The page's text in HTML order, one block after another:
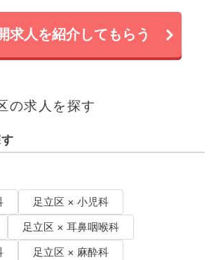
求人を紹介してもらう
の求人を探す
足立区 × 小児科
足立区 × 耳鼻咽喉科
足立区 × 麻酔科